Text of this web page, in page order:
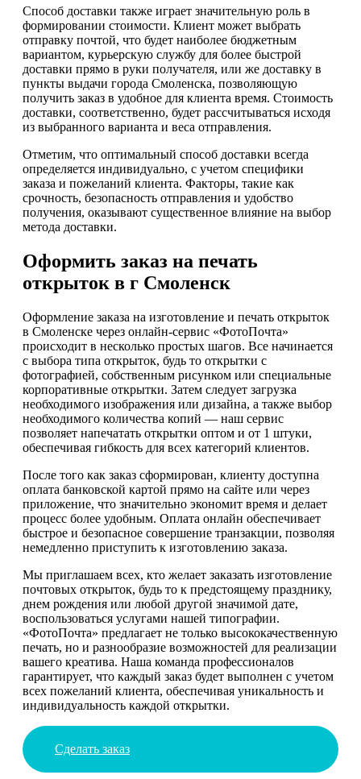
Способ доставки также играет значительную роль в
формировании стоимости. Клиент может выбрать
отправку почтой, что будет наиболее бюджетным
вариантом, курьерскую службу для более быстрой
доставки прямо в руки получателя, или же доставку в
пункты выдачи города Смоленска, позволяющую
получить заказ в удобное для клиента время. Стоимость
доставки, соответственно, будет рассчитываться исходя
из выбранного варианта и веса отправления.
Отметим, что оптимальный способ доставки всегда
определяется индивидуально, с учетом специфики
заказа и пожеланий клиента. Факторы, такие как
срочность, безопасность отправления и удобство
получения, оказывают существенное влияние на выбор
метода доставки.
Оформить заказ на печать
открыток в г Смоленск
Оформление заказа на изготовление и печать открыток
в Смоленске через онлайн-сервис «ФотоПочта»
происходит в несколько простых шагов. Все начинается
с выбора типа открыток, будь то открытки с
фотографией, собственным рисунком или специальные
корпоративные открытки. Затем следует загрузка
необходимого изображения или дизайна, а также выбор
необходимого количества копий — наш сервис
позволяет напечатать открытки оптом и от 1 штуки,
обеспечивая гибкость для всех категорий клиентов.
После того как заказ сформирован, клиенту доступна
оплата банковской картой прямо на сайте или через
приложение, что значительно экономит время и делает
процесс более удобным. Оплата онлайн обеспечивает
быстрое и безопасное совершение транзакции, позволяя
немедленно приступить к изготовлению заказа.
Мы приглашаем всех, кто желает заказать изготовление
почтовых открыток, будь то к предстоящему празднику,
днем рождения или любой другой значимой дате,
воспользоваться услугами нашей типографии.
«ФотоПочта» предлагает не только высококачественную
печать, но и разнообразие возможностей для реализации
вашего креатива. Наша команда профессионалов
гарантирует, что каждый заказ будет выполнен с учетом
всех пожеланий клиента, обеспечивая уникальность и
индивидуальность каждой открытки.
Сделать заказ